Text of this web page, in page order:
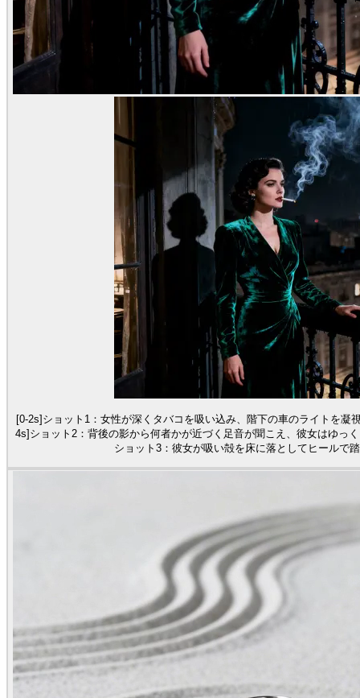
[0-2s]ショット1：女性が深くタバコを吸い込み、階下の車のライトを凝
4s]ショット2：背後の影から何者かが近づく足音が聞こえ、彼女はゆっ
ショット3：彼女が吸い殻を床に落としてヒールで